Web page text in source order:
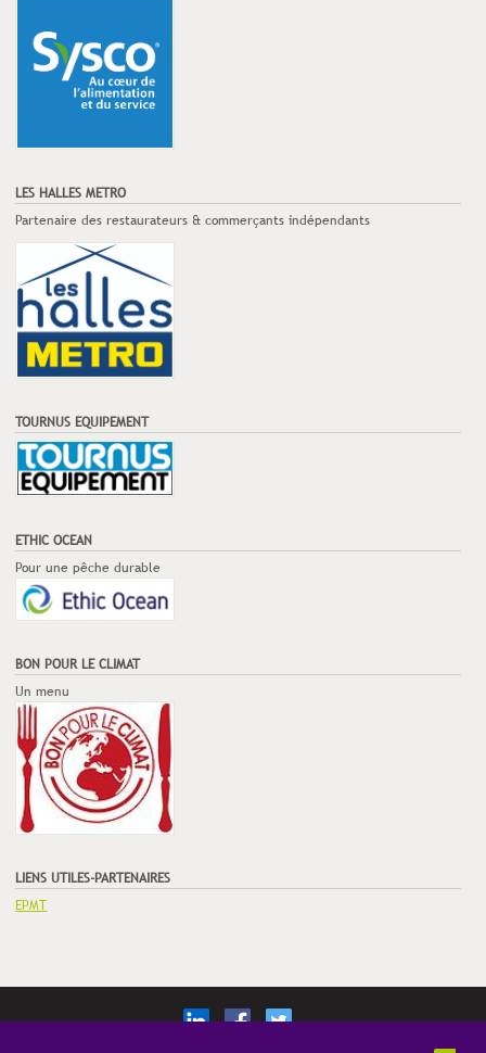
LES HALLES METRO
Partenaire des restaurateurs & commerçants indépendants
TOURNUS EQUIPEMENT
ETHIC OCEAN
Pour une pêche durable
BON POUR LE CLIMAT
Un menu
LIENS UTILES-PARTENAIRES
EPMT